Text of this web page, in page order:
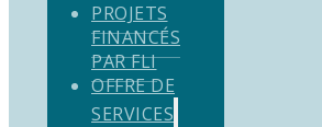
PROJETS
FINANCÉS
PAR FLI
OFFRE DE
SERVICES